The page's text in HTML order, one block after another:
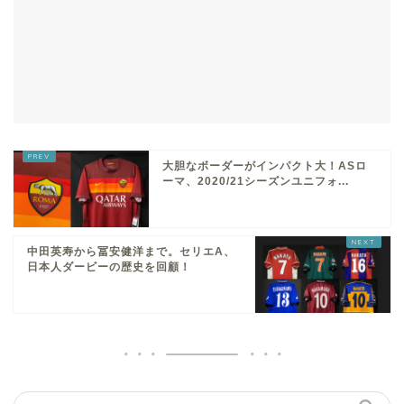
大胆なボーダーがインパクト大！ASロ
ーマ、2020/21シーズンユニフォ...
中田英寿から冨安健洋まで。セリエA、
日本人ダービーの歴史を回顧！